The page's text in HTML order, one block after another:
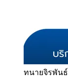
ทนายจิรพันธ์